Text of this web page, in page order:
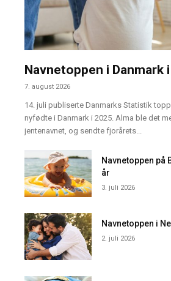
Navnetoppen i Danmark
7. august 2026
14. juli publiserte Danmarks Statistik
nyfødte i Danmark i 2025. Alma ble det
jentenavnet, og sendte fjorårets...
Navnetoppen på
år
3. juli 2026
Navnetoppen i
2. juli 2026